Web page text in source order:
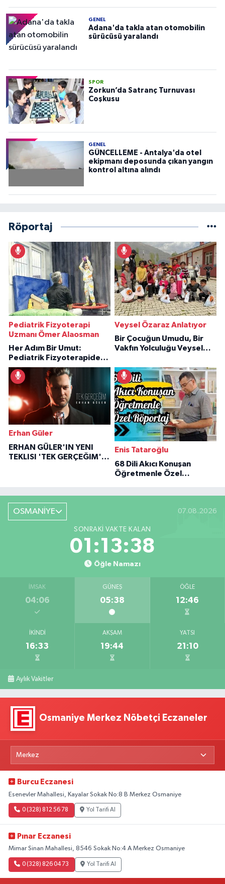
GENEL
Adana'da takla atan otomobilin
sürücüsü yaralandı
SPOR
Zorkun’da Satranç Turnuvası
Coşkusu
GENEL
GÜNCELLEME - Antalya'da otel
ekipmanı deposunda çıkan yangın
kontrol altına alındı
Röportaj
Pediatrik Fizyoterapi
Uzmanı Ömer Alaosman
Her Adım Bir Umut:
Pediatrik Fizyoterapiden
İlham Veren Hikâyeler
Veysel Özaraz Anlatıyor
Bir Çocuğun Umudu, Bir
Vakfın Yolculuğu Veysel
Erhan Güler
ERHAN GÜLER'IN YENI
TEKLISI 'TEK GERÇEĞIM'LE
Enis Tataroğlu
68 Dili Akıcı Konuşan
Öğretmenle Özel
OSMANİYE 07.08.2026
SONRAKI VAKTE KALAN
01:13:36
Öğle Namazı
İMSAK
04:06
GÜNEŞ
05:38
ÖĞLE
12:46
İKINDI
16:33
AKŞAM
19:44
YATSI
21:10
Aylık Vakitler
Osmaniye Merkez Nöbetçi Eczaneler
Burcu Eczanesi
Esenevler Mahallesi, Kayalar Sokak No:8 B Merkez Osmaniye
0 (328) 812 56 78 Yol Tarifi Al
Pınar Eczanesi
Mimar Sinan Mahallesi, 8546 Sokak No:4 A Merkez Osmaniye
0 (328) 826 04 73 Yol Tarifi Al